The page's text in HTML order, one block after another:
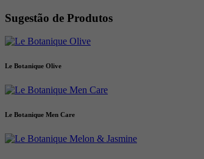
Sugestão de Produtos
Le Botanique Olive
Le Botanique Men Care